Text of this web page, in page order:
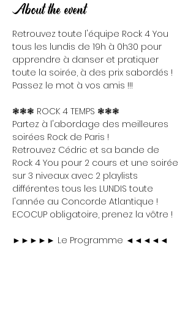
About the event
Retrouvez toute l'équipe Rock 4 You
tous les lundis de 19h à 0h30 pour
apprendre à danser et pratiquer
toute la soirée, à des prix sabordés !
Passez le mot à vos amis !!!
❃❃❃ ROCK 4 TEMPS ❃❃❃
Partez à l'abordage des meilleures
soirées Rock de Paris !
Retrouvez Cédric et sa bande de
Rock 4 You pour 2 cours et une soirée
sur 3 niveaux avec 2 playlists
différentes tous les LUNDIS toute
l'année au Concorde Atlantique !
ECOCUP obligatoire, prenez la vôtre !
►►►►► Le Programme ◄◄◄◄◄